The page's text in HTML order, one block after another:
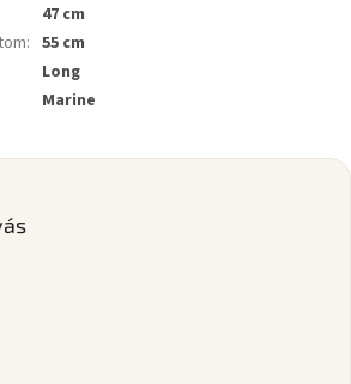
47 cm
: 55 cm
Long
Marine